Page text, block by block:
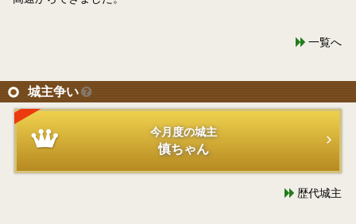
一覧へ
城主争い
今月度の城主
慎ちゃん
歴代城主